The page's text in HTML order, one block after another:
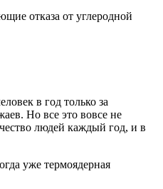
отказа от углеродной
в год только за
Но все это вовсе не
людей каждый год, и в
уже термоядерная